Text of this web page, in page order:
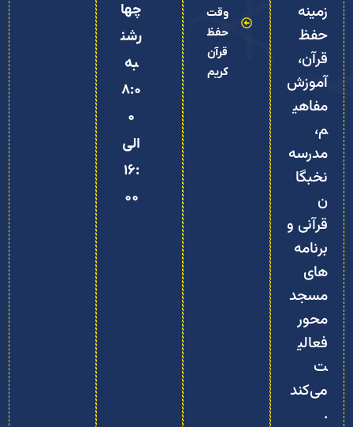
زمینه
حفظ
قرآن،
آموزش
مفاهی
م،
مدرسه
نخبگا
ن
قرآنی و
برنامه‌
های
مسجد‌
محور
فعالی
ت
می‌کند
.
وقت
حفظ
قرآن
کریم
چها
رشن
به
8:0
0
الی
16:
00